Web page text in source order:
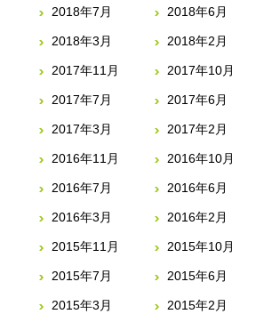
2018年7月 2018年6月
2018年3月 2018年2月
2017年11月 2017年10月
2017年7月 2017年6月
2017年3月 2017年2月
2016年11月 2016年10月
2016年7月 2016年6月
2016年3月 2016年2月
2015年11月 2015年10月
2015年7月 2015年6月
2015年3月 2015年2月